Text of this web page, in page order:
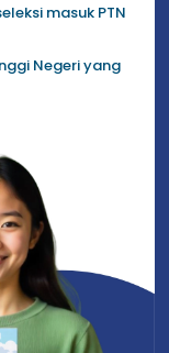
masuk PTN
Negeri yang